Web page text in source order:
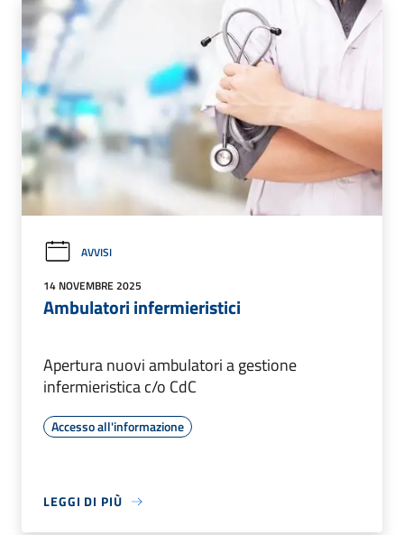
AVVISI
14 NOVEMBRE 2025
Ambulatori infermieristici
Apertura nuovi ambulatori a gestione
infermieristica c/o CdC
Accesso all'informazione
LEGGI DI PIÙ